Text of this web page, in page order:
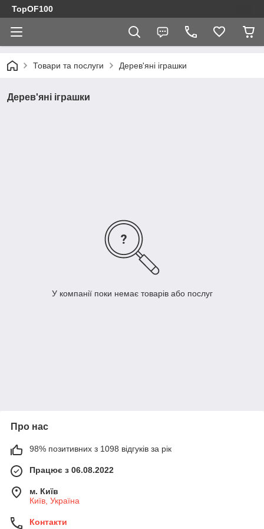
TopOF100
Товари та послуги Дерев'яні іграшки
Дерев'яні іграшки
У компанії поки немає товарів або послуг
Про нас
98% позитивних з 1098 відгуків за рік
Працює з 06.08.2022
м. Київ
Київ, Україна
Контакти